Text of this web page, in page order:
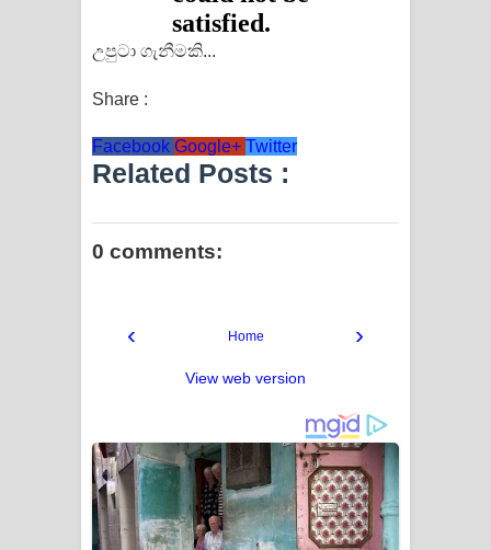
උපුටා ගැනීමකි...
Share :
Facebook Google+ Twitter
Related Posts :
0 comments:
‹ ›
Home
View web version